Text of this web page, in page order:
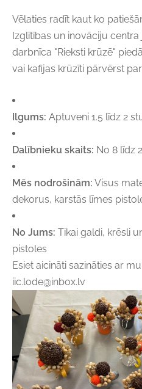
Vēlaties radīt kaut ko
Izglītības un inovāciju
darbnīca "Rieksti krūzē"
vai kafijas krūzīti pārvērst
Ilgums: Aptuveni 1.5 līdz 2
Dalībnieku skaits: No 8 līdz
Mēs nodrošinām: Visus
dekorus, karstās līmes
No Jums: Tikai galdi, krēsli
pistoles
Esiet aicināti sazināties ar
iic.lode@inbox.lv